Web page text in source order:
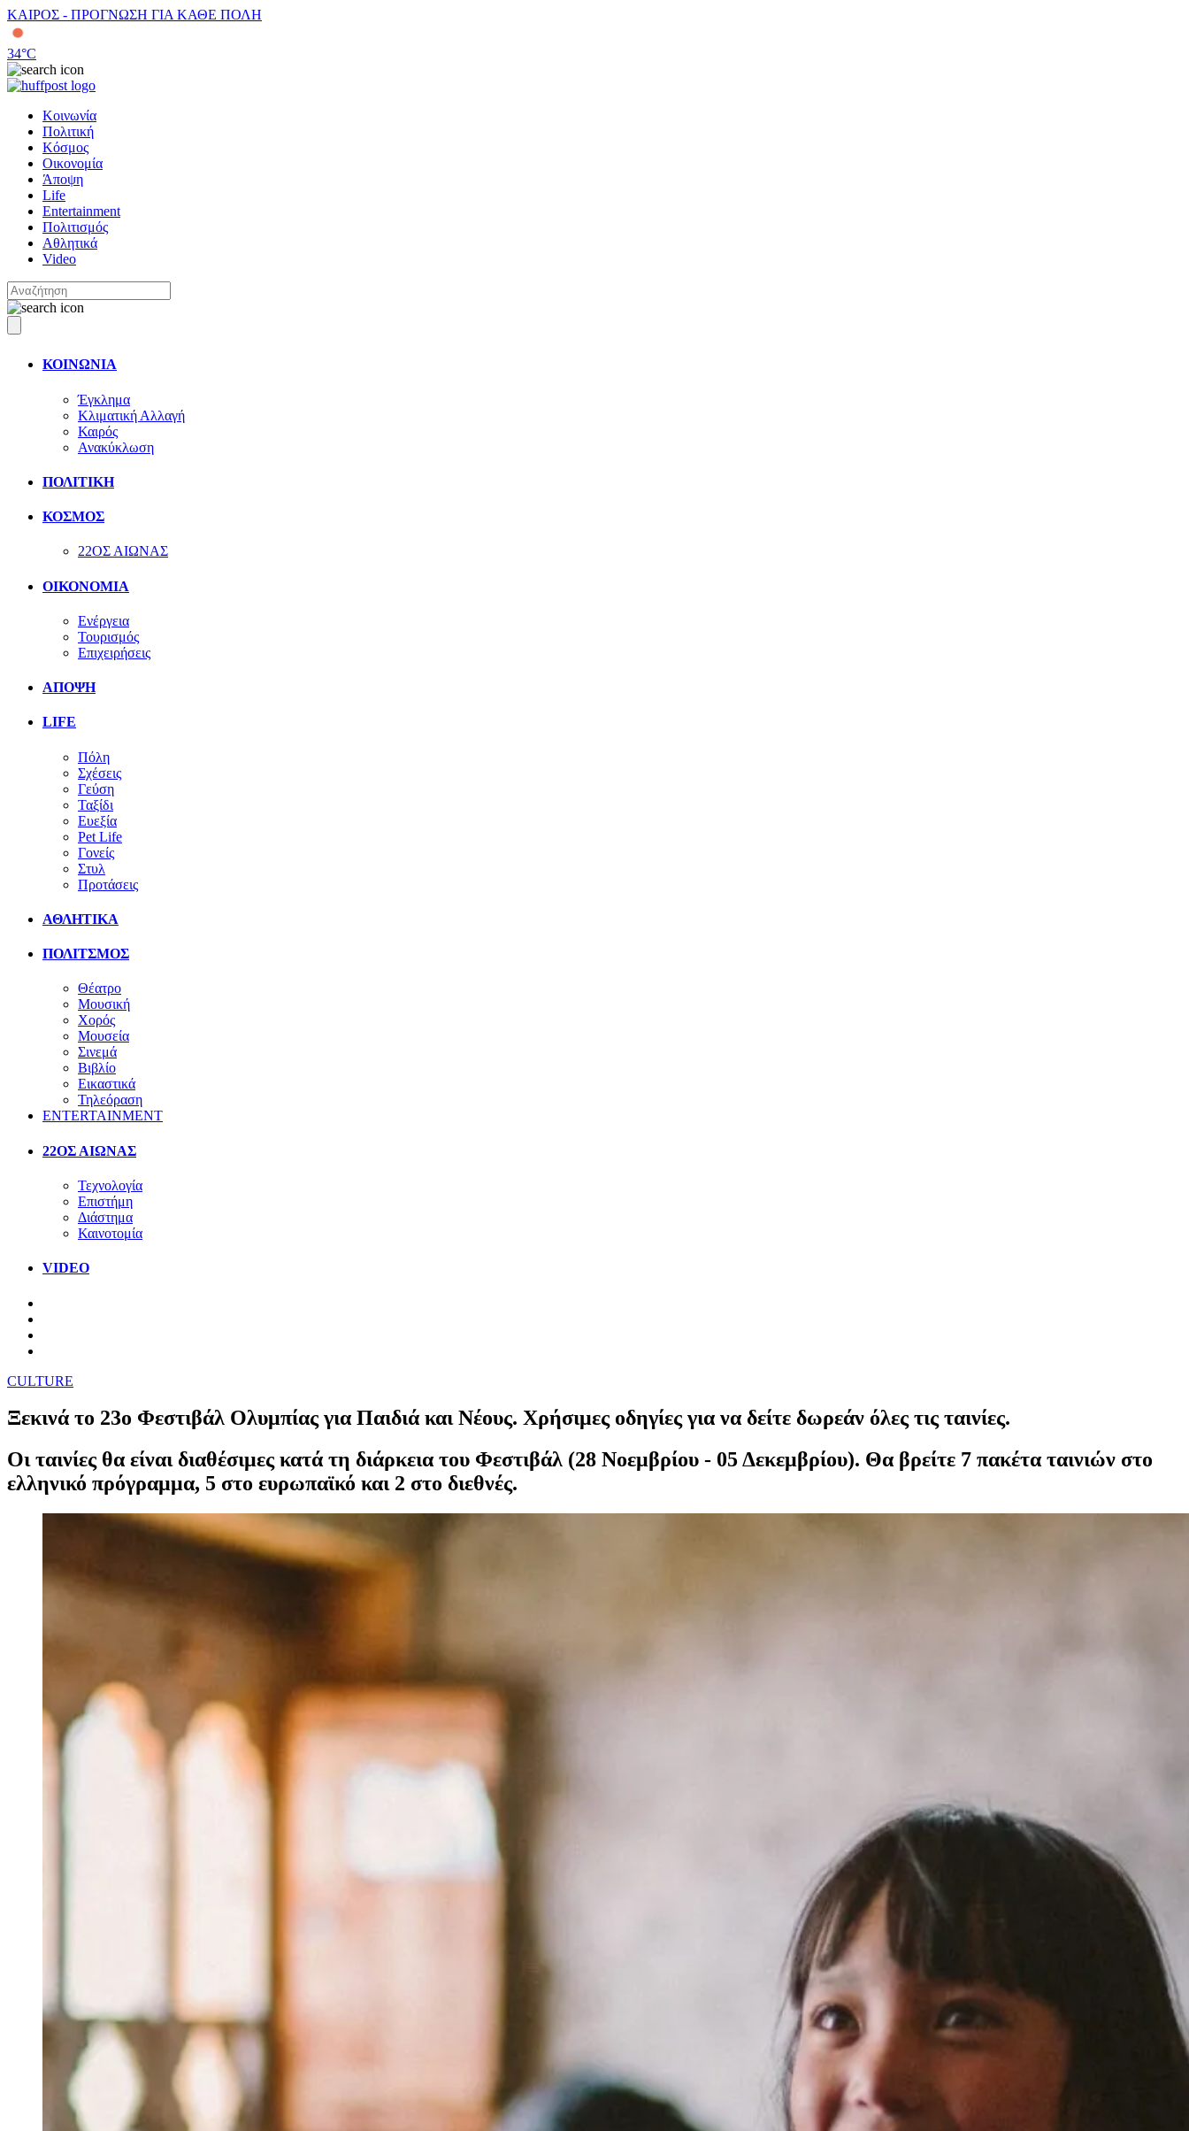
ΚΑΙΡΟΣ - ΠΡΟΓΝΩΣΗ ΓΙΑ ΚΑΘΕ ΠΟΛΗ
34°C
Κοινωνία
Πολιτική
Κόσμος
Οικονομία
Άποψη
Life
Entertainment
Πολιτισμός
Αθλητικά
Video
ΚΟΙΝΩΝΙΑ
Έγκλημα
Κλιματική Αλλαγή
Καιρός
Ανακύκλωση
ΠΟΛΙΤΙΚΗ
ΚΟΣΜΟΣ
22ΟΣ ΑΙΩΝΑΣ
ΟΙΚΟΝΟΜΙΑ
Ενέργεια
Τουρισμός
Επιχειρήσεις
ΑΠΟΨΗ
LIFE
Πόλη
Σχέσεις
Γεύση
Ταξίδι
Ευεξία
Pet Life
Γονείς
Στυλ
Προτάσεις
ΑΘΛΗΤΙΚΑ
ΠΟΛΙΤΣΜΟΣ
Θέατρο
Μουσική
Χορός
Μουσεία
Σινεμά
Βιβλίο
Εικαστικά
Τηλεόραση
ENTERTAINMENT
22ΟΣ ΑΙΩΝΑΣ
Τεχνολογία
Επιστήμη
Διάστημα
Καινοτομία
VIDEO
CULTURE
Ξεκινά το 23ο Φεστιβάλ Ολυμπίας για Παιδιά και Νέους. Χρήσιμες οδηγίες για να δείτε δωρεάν όλες τις ταινίες.
Οι ταινίες θα είναι διαθέσιμες κατά τη διάρκεια του Φεστιβάλ (28 Νοεμβρίου - 05 Δεκεμβρίου). Θα βρείτε 7 πακέτα ταινιών στο
ελληνικό πρόγραμμα, 5 στο ευρωπαϊκό και 2 στο διεθνές.